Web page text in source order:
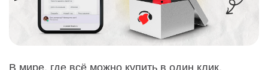
В мире, где всё можно купить в один клик,